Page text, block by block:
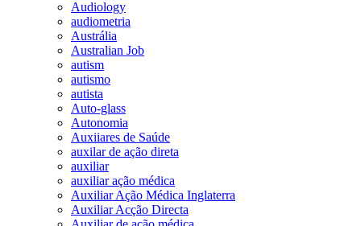
Audiology
audiometria
Austrália
Australian Job
autism
autismo
autista
Auto-glass
Autonomia
Auxiiares de Saúde
auxilar de ação direta
auxiliar
auxiliar ação médica
Auxiliar Ação Médica Inglaterra
Auxiliar Acção Directa